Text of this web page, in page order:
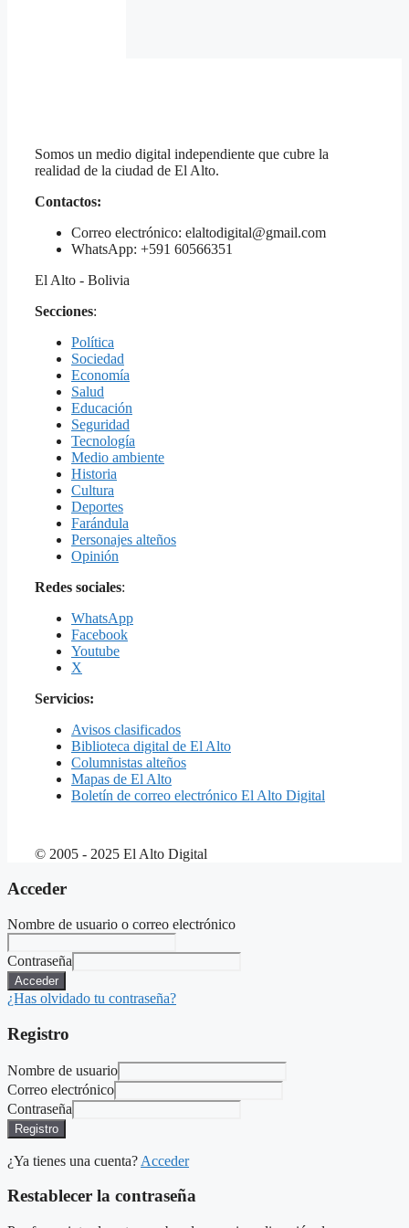
Somos un medio digital independiente que cubre la
realidad de la ciudad de El Alto.
Contactos:
Correo electrónico: elaltodigital@gmail.com
WhatsApp: +591 60566351
El Alto - Bolivia
Secciones:
Política
Sociedad
Economía
Salud
Educación
Seguridad
Tecnología
Medio ambiente
Historia
Cultura
Deportes
Farándula
Personajes alteños
Opinión
Redes sociales:
WhatsApp
Facebook
Youtube
X
Servicios:
Avisos clasificados
Biblioteca digital de El Alto
Columnistas alteños
Mapas de El Alto
Boletín de correo electrónico El Alto Digital
© 2005 - 2025 El Alto Digital
Acceder
Nombre de usuario o correo electrónico
Contraseña
Acceder
¿Has olvidado tu contraseña?
Registro
Nombre de usuario
Correo electrónico
Contraseña
Registro
¿Ya tienes una cuenta? Acceder
Restablecer la contraseña